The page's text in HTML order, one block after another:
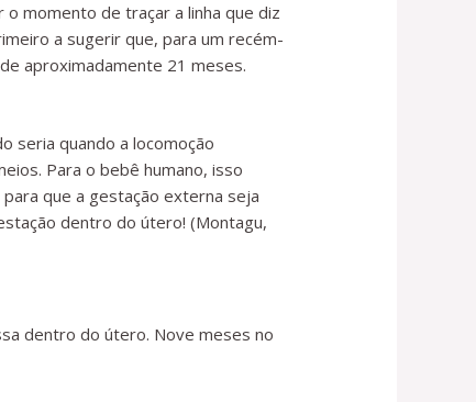
momento de traçar a linha que diz
a sugerir que, para um recém-
aproximadamente 21 meses.
seria quando a locomoção
Para o bebê humano, isso
que a gestação externa seja
dentro do útero! (Montagu,
dentro do útero. Nove meses no